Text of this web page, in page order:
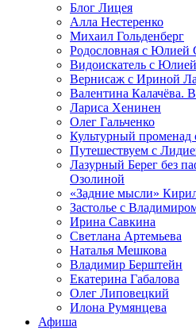
Блог Лицея
Алла Нестеренко
Михаил Гольденберг
Родословная с Юлией
Видоискатель с
Вернисаж с Ириной
Валентина Калачёва.
Лариса Хенинен
Олег Гальченко
Культурный променад
Путешествуем с
Лазурный Берег без
Озолиной
«Задние мысли»
Застолье с
Ирина Савкина
Светлана Артемьева
Наталья Мешкова
Владимир Берштейн
Екатерина Габалова
Олег Липовецкий
Илона Румянцева
Афиша